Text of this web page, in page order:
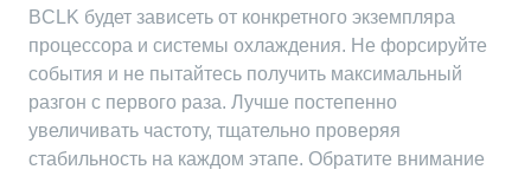
BCLK будет зависеть от конкретного экземпляра
процессора и системы охлаждения. Не форсируйте
события и не пытайтесь получить максимальный
разгон с первого раза. Лучше постепенно
увеличивать частоту, тщательно проверяя
стабильность на каждом этапе. Обратите внимание